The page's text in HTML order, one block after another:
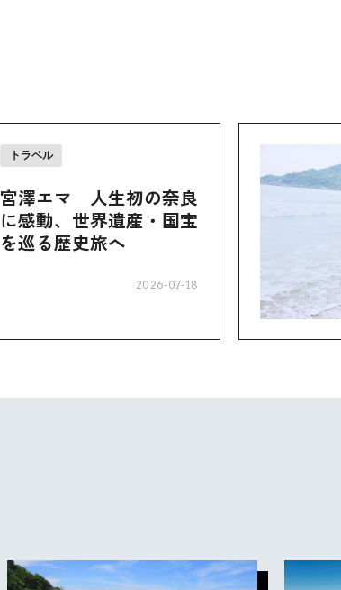
トラベル
宮澤エマ 人生初の奈良
に感動、世界遺産・国宝
を巡る歴史旅へ
2026-07-18